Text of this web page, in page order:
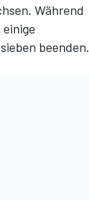
Während
beenden.